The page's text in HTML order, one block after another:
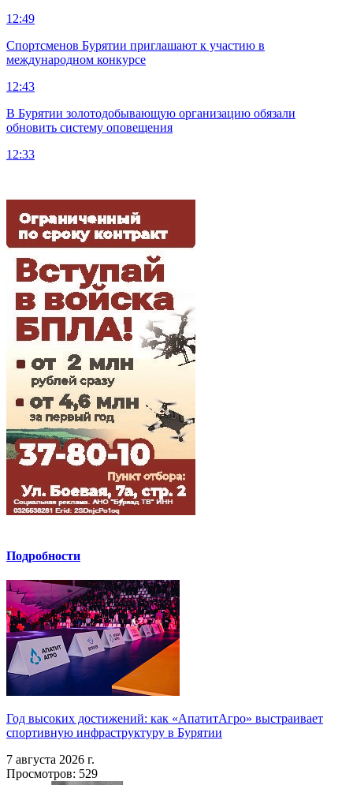
12:49
Спортсменов Бурятии приглашают к участию в
международном конкурсе
12:43
В Бурятии золотодобывающую организацию обязали
обновить систему оповещения
12:33
Подробности
Год высоких достижений: как «АпатитАгро» выстраивает
спортивную инфраструктуру в Бурятии
7 августа 2026 г.
Просмотров: 529